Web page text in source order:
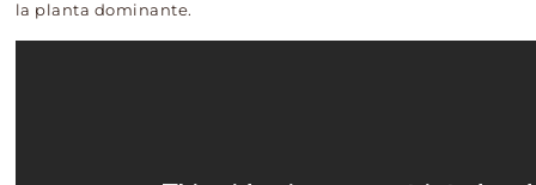
la planta dominante.